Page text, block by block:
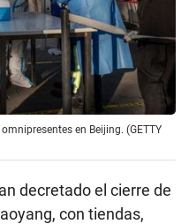
en Beijing. (GETTY
decretado el cierre de
con tiendas,